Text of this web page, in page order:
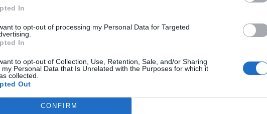
In
to opt-out of processing my Personal Data for Targeted
In
to opt-out of Collection, Use, Retention, Sale, and/or Sharing
my Personal Data that Is Unrelated with the Purposes for which it
collected.
Out
CONFIRM
ZOBACZ RÓWNIEŻ:
Lidl przecenił hit do kuchni. Air fryer tańszy aż o 150 zł, a to dopiero
początek